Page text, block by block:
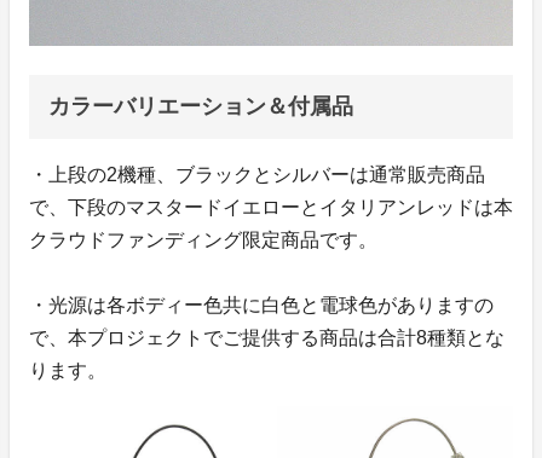
カラーバリエーション＆付属品
・上段の2機種、ブラックとシルバーは通常販売商品
で、下段のマスタードイエローとイタリアンレッドは本
クラウドファンディング限定商品です。
・光源は各ボディー色共に白色と電球色がありますの
で、本プロジェクトでご提供する商品は合計8種類とな
ります。